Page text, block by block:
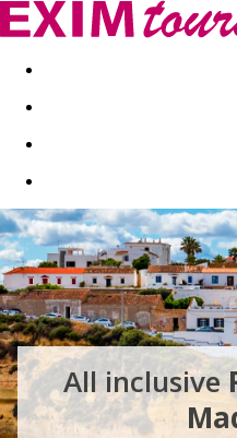
Akční nabídky Last minute
All inclusive